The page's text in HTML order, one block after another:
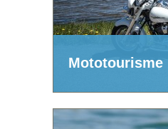
Mototourisme